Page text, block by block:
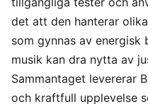
det att den hanterar
som gynnas av energisk
musik kan dra nytta av
Sammantaget levererar
och kraftfull upplevelse